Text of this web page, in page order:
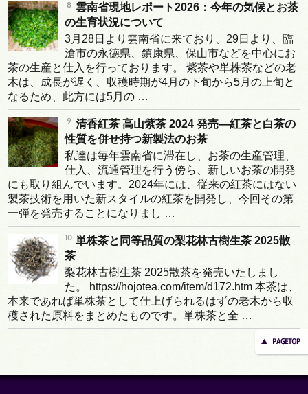
雲南省現地レポート2026：今年の気候とお茶
の生育状況について
3月28日より雲南省に来ており、29日より、臨
滄市の永德県、鎮康県、保山市などを中心にお
茶の生産と仕入を行っております。 紫茶や単株茶などの老
木は、成長が遅く、収穫時期が4月の下旬から5月の上旬と
なるため、此方には5月の …
清香紅茶 高山紫茶 2024 発売―紅茶と白茶の
性質を併せ持つ新製法のお茶
私達は毎年雲南省に滞在し、お茶の生産管理、
仕入、流通管理を行う傍ら、新しいお茶の開発
にも取り組んでいます。2024年には、従来の紅茶にはない
製茶技術を用いた新スタイルの紅茶を開発し、今回その第
一弾を発売することになりまし …
単株茶と同等品質の梨花林古樹生茶 2025散
茶
梨花林古樹生茶 2025散茶を発売いたしまし
た。 https://hojotea.com/item/d172.htm 本茶は、
本来であれば単株茶として仕上げられるはずの老木から収
穫された原料をまとめたものです。単株茶と全 …